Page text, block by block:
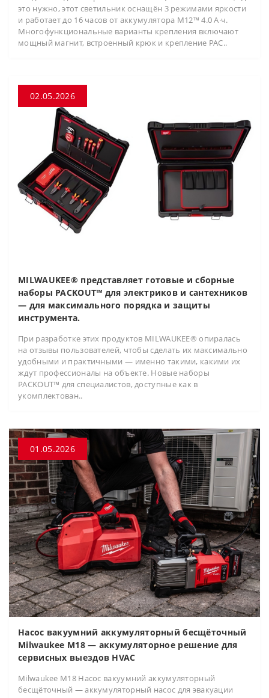
это нужно, этот светильник оснащён 3 режимами яркости
и работает до 16 часов от аккумулятора M12™ 4.0 А·ч.
Многофункциональные варианты крепления включают
мощный магнит, встроенный крюк и крепление PAC..
02.05.2026
MILWAUKEE® представляет готовые и сборные
наборы PACKOUT™ для электриков и сантехников
— для максимального порядка и защиты
инструмента.
При разработке этих продуктов MILWAUKEE® опиралась
на отзывы пользователей, чтобы сделать их максимально
удобными и практичными — именно такими, какими их
ждут профессионалы на объекте. Новые наборы
PACKOUT™ для специалистов, доступные как в
укомплектован..
01.05.2026
Насос вакуумний аккумуляторный бесщёточный
Milwaukee M18 — аккумуляторное решение для
сервисных выездов HVAC
Milwaukee M18 Насос вакуумний аккумуляторный
бесщёточный — аккумуляторный насос для эвакуации